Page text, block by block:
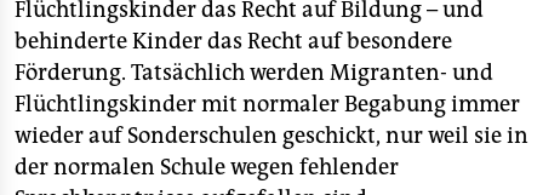
Flüchtlingskinder das Recht auf Bildung – und
behinderte Kinder das Recht auf besondere
Förderung. Tatsächlich werden Migranten- und
Flüchtlingskinder mit normaler Begabung immer
wieder auf Sonderschulen geschickt, nur weil sie in
der normalen Schule wegen fehlender